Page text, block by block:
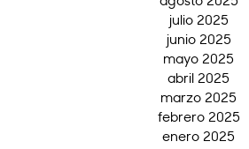
julio 2025
junio 2025
mayo 2025
abril 2025
marzo 2025
febrero 2025
enero 2025